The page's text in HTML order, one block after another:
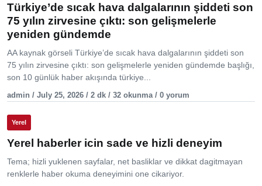
Türkiye’de sıcak hava dalgalarının şiddeti son
75 yılın zirvesine çıktı: son gelişmelerle
yeniden gündemde
AA kaynak görseli Türkiye’de sıcak hava dalgalarının şiddeti son
75 yılın zirvesine çıktı: son gelişmelerle yeniden gündemde başlığı,
son 10 günlük haber akışında türkiye...
admin / July 25, 2026 / 2 dk / 32 okunma / 0 yorum
Yerel
Yerel haberler icin sade ve hizli deneyim
Tema; hizli yuklenen sayfalar, net basliklar ve dikkat dagitmayan
renklerle haber okuma deneyimini one cikariyor.